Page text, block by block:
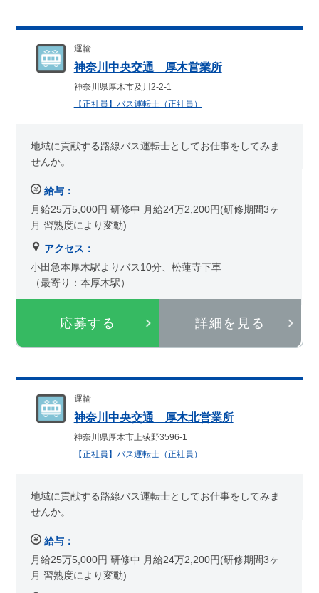
運輸
神奈川中央交通 厚木営業所
神奈川県厚木市及川2-2-1
【正社員】バス運転士（正社員）
応募する 詳細を見る
地域に貢献する路線バス運転士としてお仕事をしてみま
せんか。
給与：
月給25万5,000円 研修中 月給24万2,200円(研修期間3ヶ
月 習熟度により変動)
アクセス：
小田急本厚木駅よりバス10分、松蓮寺下車
（最寄り：本厚木駅）
運輸
神奈川中央交通 厚木北営業所
神奈川県厚木市上荻野3596-1
【正社員】バス運転士（正社員）
地域に貢献する路線バス運転士としてお仕事をしてみま
せんか。
給与：
月給25万5,000円 研修中 月給24万2,200円(研修期間3ヶ
月 習熟度により変動)